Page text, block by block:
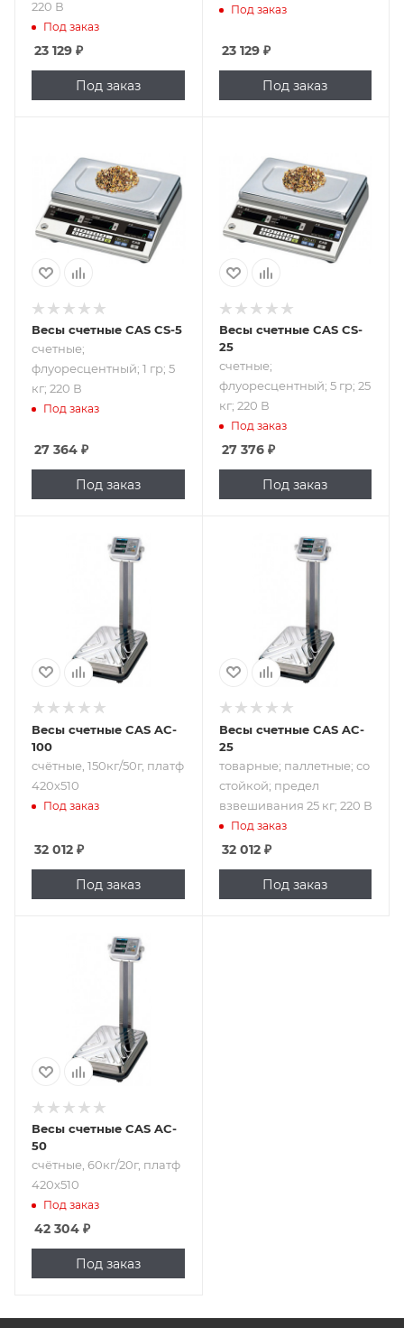
220 В
Под заказ
23 129 ₽
Под заказ
Под заказ
23 129₽
Под заказ
счетные;
флуоресцентный;
1 гр; 5 кг; 220 В
Весы счетные CAS CS-5
счетные;
флуоресцентный; 1 гр; 5
кг; 220 В
Под заказ
27 364 ₽
Под заказ
счетные;
флуоресцентный;
5 гр; 25 кг; 220 В
Весы счетные CAS CS-
25
счетные;
флуоресцентный; 5 гр; 25
кг; 220 В
Под заказ
27 376₽
Под заказ
Подпись к товару
Весы счетные CAS AC-
100
cчётные, 150кг/50г, платф
420х510
Под заказ
32 012 ₽
Под заказ
Подпись к товару
стойкой; предел
взвешивания 25
Весы счетные CAS AC-
25
товарные; паллетные; со
стойкой; предел
взвешивания 25 кг; 220 В
Под заказ
32 012₽
Под заказ
Подпись к товару
счётные, 60кг/20г,
Весы счетные CAS AC-
50
счётные, 60кг/20г, платф
420х510
Под заказ
42 304 ₽
Под заказ